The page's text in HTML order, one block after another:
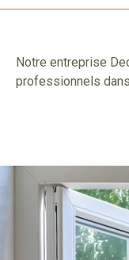
Notre entreprise
professionnels